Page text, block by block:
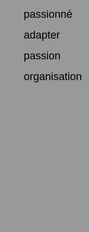
passionné
adapter
passion
organisation